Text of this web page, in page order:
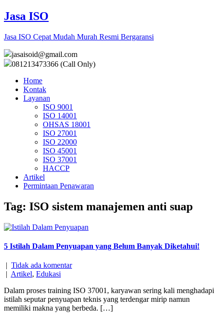
Jasa ISO
Jasa ISO Cepat Mudah Murah Resmi Bergaransi
jasaisoid@gmail.com
081213473366 (Call Only)
Home
Kontak
Layanan
ISO 9001
ISO 14001
OHSAS 18001
ISO 27001
ISO 22000
ISO 45001
ISO 37001
HACCP
Artikel
Permintaan Penawaran
Tag: ISO sistem manajemen anti suap
5 Istilah Dalam Penyuapan yang Belum Banyak Diketahui!
| Tidak ada komentar
| Artikel, Edukasi
Dalam proses training ISO 37001, karyawan sering kali menghadapi
istilah seputar penyuapan teknis yang terdengar mirip namun
memiliki makna yang berbeda. […]